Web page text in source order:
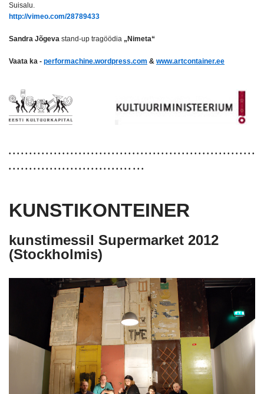
Suisalu.
http://vimeo.com/28789433
Sandra Jõgeva stand-up tragöödia „Nimeta“
Vaata ka - performachine.wordpress.com & www.artcontainer.ee
• • • • • • • • • • • • • • • • • • • • • • • • • • • • • • • • • • • • • • • • • • • • • • • • • • • • • • • • • • • •
• • • • • • • • • • • • • • • • • • • • • • • • • • • • • • • • •
KUNSTIKONTEINER
kunstimessil Supermarket 2012
(Stockholmis)